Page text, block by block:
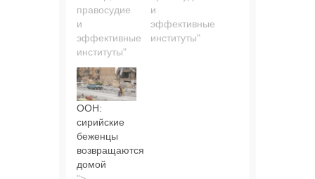
правосудие
и
эффективные
институты"
и
эффективные
институты"
ООН:
сирийские
беженцы
возвращаются
домой